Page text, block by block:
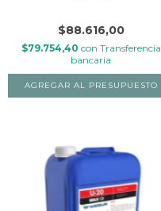
$88.616,00
$79.754,40 con Transferencia
bancaria